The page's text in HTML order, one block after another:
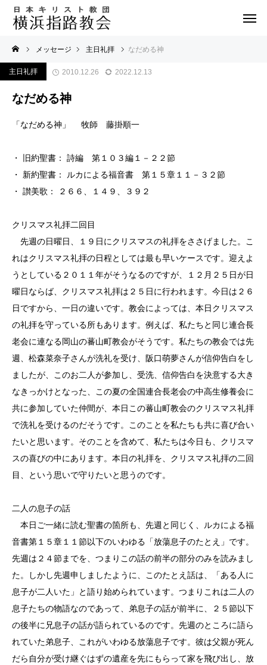
メッセージ 主日礼拝 なだめる神
主日礼拝 2010.12.26 2022.12.13
なだめる神
「なだめる神」 牧師 藤掛順一
・ 旧約聖書： 詩編 第１０３編１－２２節
・ 新約聖書： ルカによる福音書 第１５章１１－３２節
・ 讃美歌： ２６６、１４９、３９２
クリスマス礼拝二回目
先週の日曜日、１９日にクリスマスの礼拝をささげました。こ
れはクリスマス礼拝の日程としては最も早いケースです。迎えよ
うとしている２０１１年がそうなるのですが、１２月２５日が日
曜日ならば、クリスマス礼拝は２５日に行われます。今日は２６
日ですから、一日の違いです。教会によっては、本日クリスマス
の礼拝を守っている所もあります。例えば、私たちと同じ連合長
老会に連なる岡山の蕃山町教会がそうです。私たちの教会では先
週、松森菜奈子さんが洗礼を受け、阪口萌夢さんが信仰告白をし
ましたが、このお二人が参加し、受洗、信仰告白を決意する大き
なきっかけとなった、この夏の全国連合長老会の中高生修養会に
共に参加していた仲間が、本日この蕃山町教会のクリスマス礼拝
で洗礼を受けるのだそうです。このことを私たちも共に喜び合い
たいと思います。そのことを含めて、私たちは今日も、クリスマ
スの喜びの中にあります。本日の礼拝を、クリスマス礼拝の二回
目、という思いで守りたいと思うのです。
二人の息子の話
本日ご一緒に読む聖書の箇所も、先週と同じく、ルカによる福
音書第１５章１１節以下のいわゆる「放蕩息子のたとえ」です。
先週は２４節までを、つまりこの話の前半の部分のみを読みまし
た。しかし先週申しましたように、このたとえ話は、「ある人に
息子が二人いた」と語り始められています。つまりこれは二人の
息子たちの物語なのであって、弟息子の話が前半に、２５節以下
の後半に兄息子の話が語られているのです。先週のところに語ら
れていた弟息子、これがいわゆる放蕩息子です。彼は父親が死ん
だら自分が受け継ぐはずの遺産を先にもらって家を飛び出し、放